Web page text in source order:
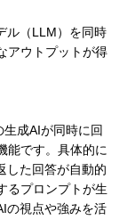
ル（LLM）を同時
アウトプットが得
成AIが同時に回
能です。具体的に
した回答が自動的
るプロンプトが生
の視点や強みを活